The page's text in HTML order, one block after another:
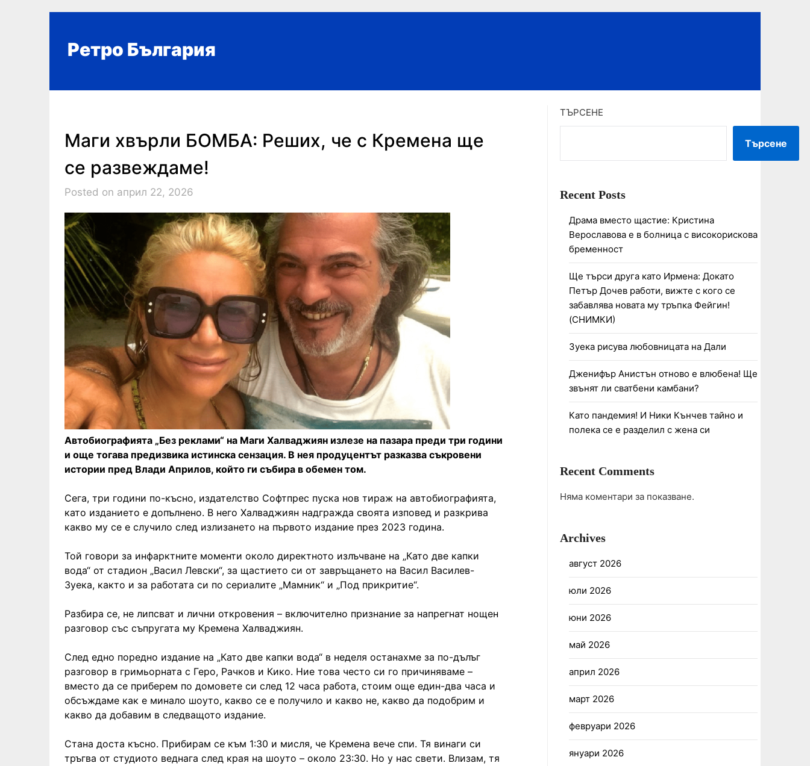
Ретро България
Маги хвърли БОМБА: Реших, че с Кремена ще
се развеждаме!
Posted on април 22, 2026
Автобиографията „Без реклами“ на Маги Халваджиян излезе на пазара преди три години
и още тогава предизвика истинска сензация. В нея продуцентът разказва съкровени
истории пред Влади Априлов, който ги събира в обемен том.
Сега, три години по-късно, издателство Софтпрес пуска нов тираж на автобиографията,
като изданието е допълнено. В него Халваджиян надгражда своята изповед и разкрива
какво му се е случило след излизането на първото издание през 2023 година.
Той говори за инфарктните моменти около директното излъчване на „Като две капки
вода“ от стадион „Васил Левски“, за щастието си от завръщането на Васил Василев-
Зуека, както и за работата си по сериалите „Мамник“ и „Под прикритие“.
Разбира се, не липсват и лични откровения – включително признание за напрегнат нощен
разговор със съпругата му Кремена Халваджиян.
След едно поредно издание на „Като две капки вода“ в неделя останахме за по-дълъг
разговор в гримьорната с Геро, Рачков и Кико. Ние това често си го причиняваме –
вместо да се приберем по домовете си след 12 часа работа, стоим още един-два часа и
обсъждаме как е минало шоуто, какво се е получило и какво не, какво да подобрим и
какво да добавим в следващото издание.
Стана доста късно. Прибирам се към 1:30 и мисля, че Кремена вече спи. Тя винаги си
тръгва от студиото веднага след края на шоуто – около 23:30. Но у нас свети. Влизам, тя
ТЪРСЕНЕ
Търсене
Recent Posts
Драма вместо щастие: Кристина
Верославова е в болница с високорискова
бременност
Ще търси друга като Ирмена: Докато
Петър Дочев работи, вижте с кого се
забавлява новата му тръпка Фейгин!
(СНИМКИ)
Зуека рисува любовницата на Дали
Дженифър Анистън отново е влюбена! Ще
звънят ли сватбени камбани?
Като пандемия! И Ники Кънчев тайно и
полека се е разделил с жена си
Recent Comments
Няма коментари за показване.
Archives
август 2026
юли 2026
юни 2026
май 2026
април 2026
март 2026
февруари 2026
януари 2026